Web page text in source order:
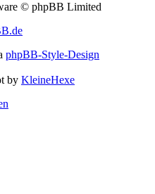
© phpBB Limited
phpBB-Style-Design
by KleineHexe